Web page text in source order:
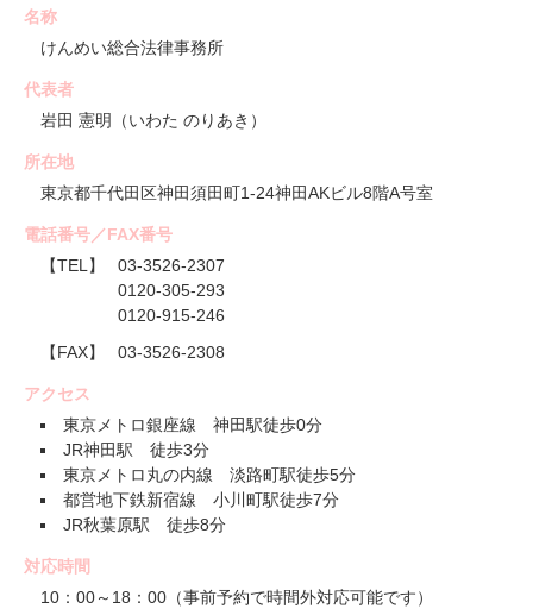
名称
けんめい総合法律事務所
代表者
岩田 憲明（いわた のりあき）
所在地
東京都千代田区神田須田町1-24神田AKビル8階A号室
電話番号／FAX番号
【TEL】
03-3526-2307
0120-305-293
0120-915-246
【FAX】
03-3526-2308
アクセス
東京メトロ銀座線 神田駅徒歩0分
JR神田駅 徒歩3分
東京メトロ丸の内線 淡路町駅徒歩5分
都営地下鉄新宿線 小川町駅徒歩7分
JR秋葉原駅 徒歩8分
対応時間
10：00～18：00（事前予約で時間外対応可能です）